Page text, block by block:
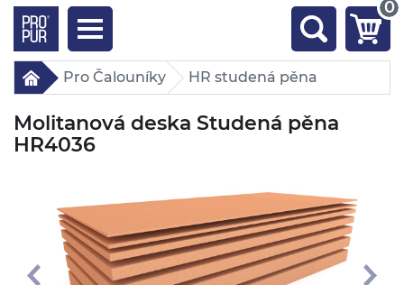
Toggle
navigation
0
Pro Čalouníky HR studená pěna
Molitanová deska Studená pěna
HR4036